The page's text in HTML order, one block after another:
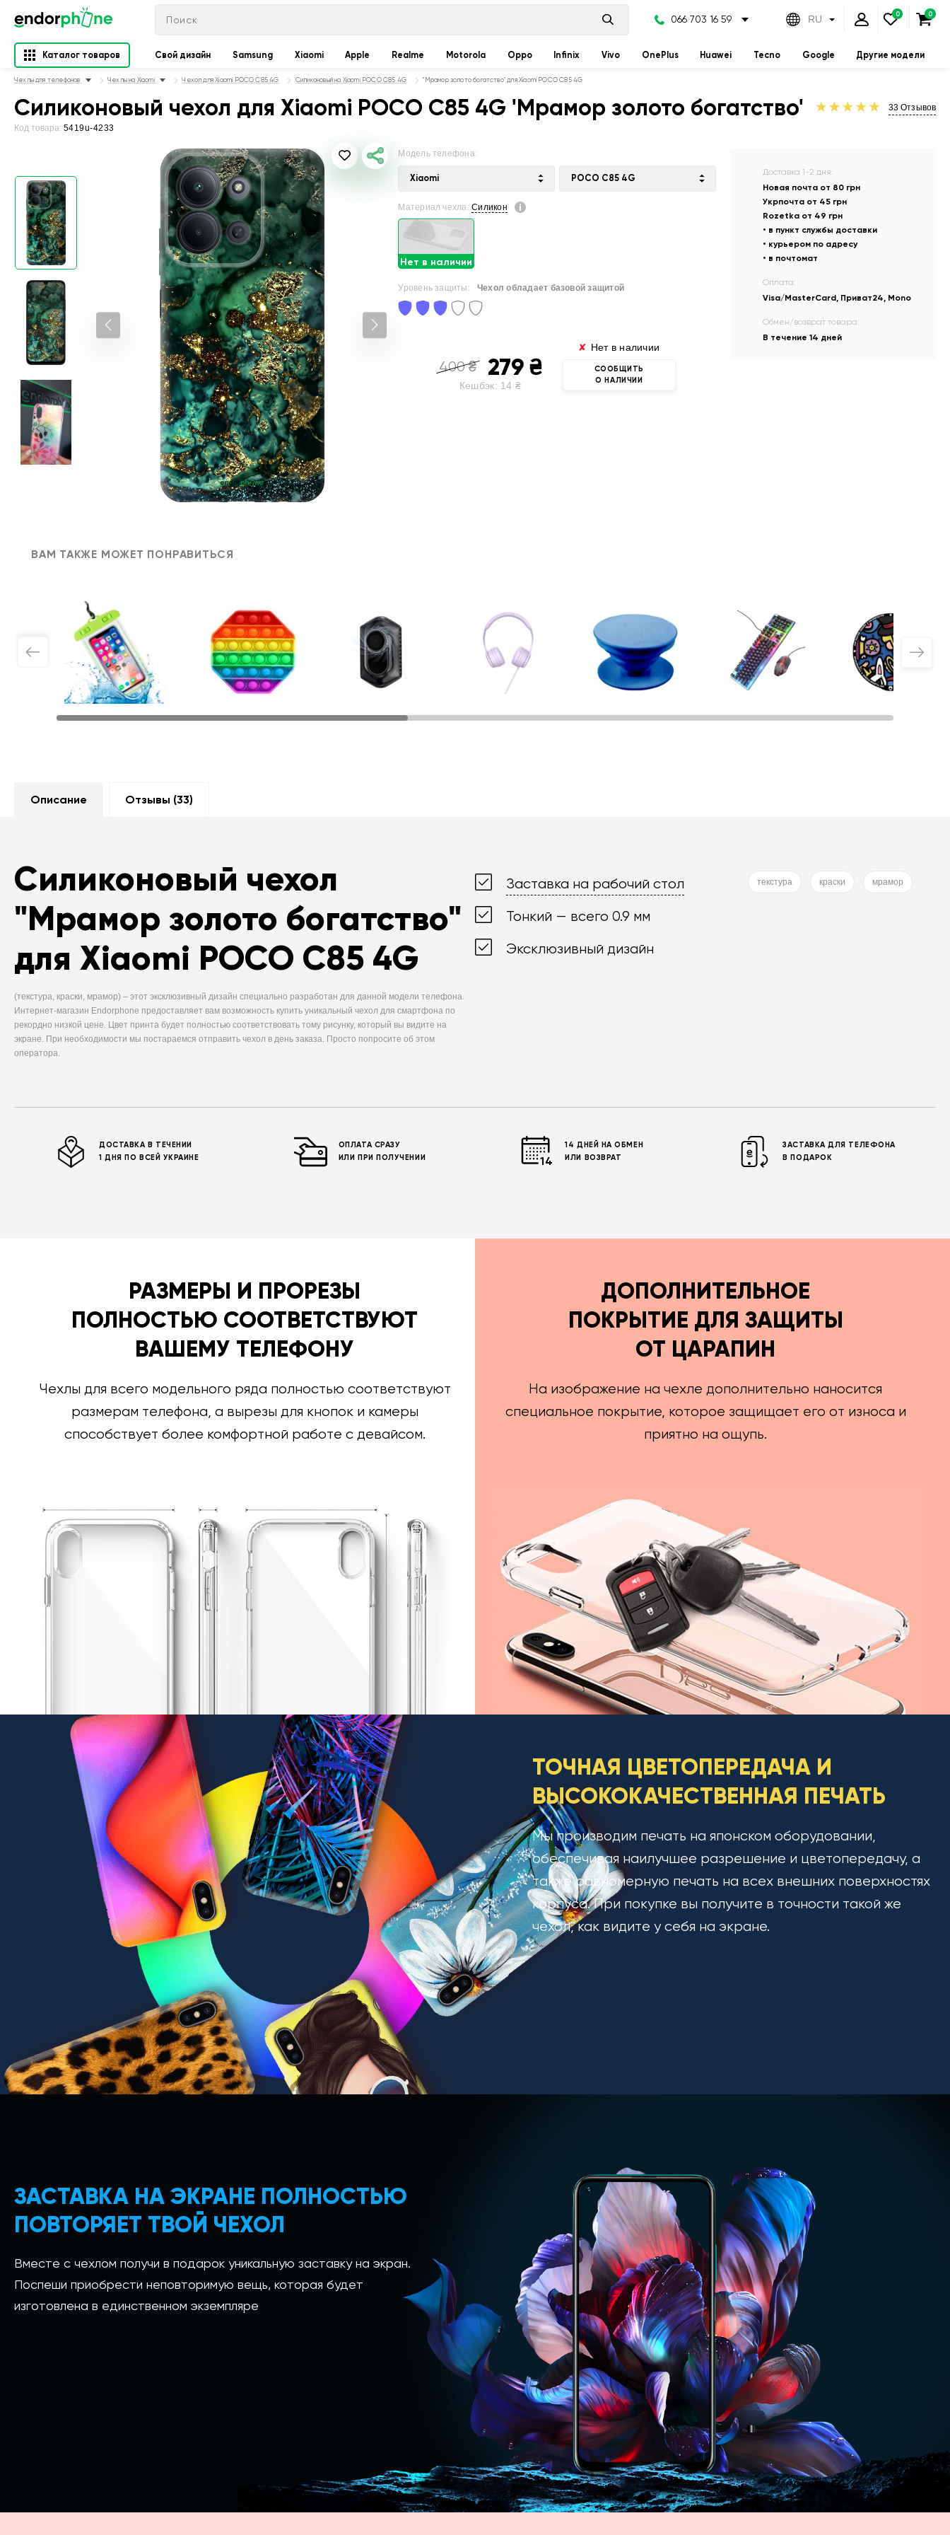
066 703 16 59 RU
Каталог товаров Свой дизайн Samsung Xiaomi Apple Realme Motorola Oppo Infinix Vivo OnePlus Huawei Tecno Google Другие модели
Чехлы для телефонов Чехлы на Xiaomi Чехол для Xiaomi POCO C85 4G Силиконовый на Xiaomi POCO C85 4G "Мрамор золото богатство" для Xiaomi POCO C85 4G
Силиконовый чехол для Xiaomi POCO C85 4G 'Мрамор золото богатство'
Код товара: 5419u-4233
33 Отзывов
Модель телефона:
Xiaomi POCO C85 4G
Материал чехла:Силикон
Нет в наличии
Уровень защиты: Чехол обладает базовой защитой
400₴ 279 ₴
Кешбэк: 14 ₴
✘ Нет в наличии
СООБЩИТЬ
О НАЛИЧИИ
Доставка 1-2 дня:
Новая почта от 80 грн
Укрпочта от 45 грн
Rozetka от 49 грн
• в пункт службы доставки
• курьером по адресу
• в почтомат
Оплата:
Visa/MasterCard, Приват24, Mono
Обмен/возврат товара:
В течение 14 дней
ВАМ ТАКЖЕ МОЖЕТ ПОНРАВИТЬСЯ
Описание Отзывы (33)
Силиконовый чехол
"Мрамор золото богатство"
для Xiaomi POCO C85 4G
(текстура, краски, мрамор) – этот эксклюзивный дизайн специально разработан для данной модели телефона.
Интернет-магазин Endorphone предоставляет вам возможность купить уникальный чехол для смартфона по
рекордно низкой цене. Цвет принта будет полностью соответствовать тому рисунку, который вы видите на
экране. При необходимости мы постараемся отправить чехол в день заказа. Просто попросите об этом
оператора.
Заставка на рабочий стол
Тонкий — всего 0.9 мм
Эксклюзивный дизайн
текстура краски мрамор
ДОСТАВКА В ТЕЧЕНИИ
1 ДНЯ ПО ВСЕЙ УКРАИНЕ
ОПЛАТА СРАЗУ
ИЛИ ПРИ ПОЛУЧЕНИИ
14 ДНЕЙ НА ОБМЕН
ИЛИ ВОЗВРАТ
ЗАСТАВКА ДЛЯ ТЕЛЕФОНА
В ПОДАРОК
РАЗМЕРЫ И ПРОРЕЗЫ
ПОЛНОСТЬЮ СООТВЕТСТВУЮТ
ВАШЕМУ ТЕЛЕФОНУ
Чехлы для всего модельного ряда полностью соответствуют
размерам телефона, а вырезы для кнопок и камеры
способствует более комфортной работе с девайсом.
ДОПОЛНИТЕЛЬНОЕ
ПОКРЫТИЕ ДЛЯ ЗАЩИТЫ
ОТ ЦАРАПИН
На изображение на чехле дополнительно наносится
специальное покрытие, которое защищает его от износа и
приятно на ощупь.
ТОЧНАЯ ЦВЕТОПЕРЕДАЧА И
ВЫСОКОКАЧЕСТВЕННАЯ ПЕЧАТЬ
Мы производим печать на японском оборудовании,
обеспечивая наилучшее разрешение и цветопередачу, а
также равномерную печать на всех внешних поверхностях
корпуса. При покупке вы получите в точности такой же
чехол, как видите у себя на экране.
ЗАСТАВКА НА ЭКРАНЕ ПОЛНОСТЬЮ
ПОВТОРЯЕТ ТВОЙ ЧЕХОЛ
Вместе с чехлом получи в подарок уникальную заставку на экран.
Поспеши приобрести неповторимую вещь, которая будет
изготовлена в единственном экземпляре